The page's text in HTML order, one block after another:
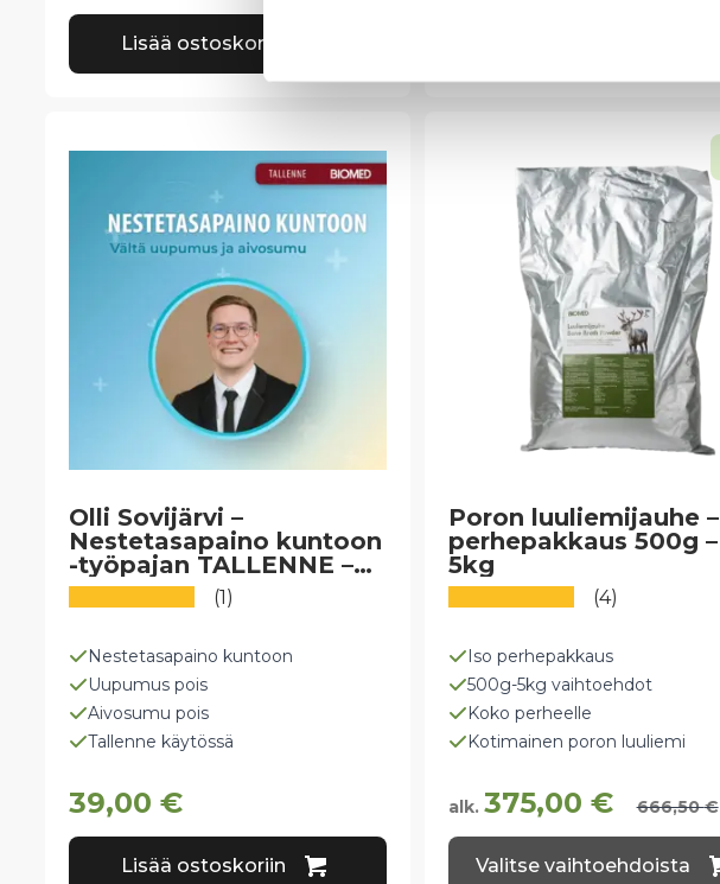
Lisää ostoskoriin
Nestetasapaino kuntoon
Uupumus pois
Aivosumu pois
Tallenne käytössä
39,00 €
Olli Sovijärvi –
Nestetasapaino kuntoon
-työpajan TALLENNE –
Vältä uupumus ja
aivosumu!
(1)
Lisää ostoskoriin
Iso perhepakkaus
500g-5kg vaihtoehdot
Koko perheelle
Kotimainen poron luuliemi
alk. 375,00 € 666,50€
Poron luuliemijauhe –
perhepakkaus 500g –
5kg
(4)
Valitse vaihtoehdoista
Tällä
tuotteella